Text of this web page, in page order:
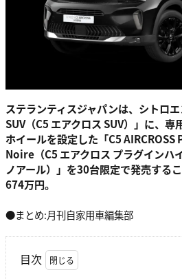
ステランティスジャパンは、シトロ
SUV（C5 エアクロス SUV）」に、専
ホイールを設定した「C5
Noire（C5 エアクロス プラグインハ
ノアール）」を30台限定で発売する
674万円。
●まとめ:月刊自家用車編集部
目次